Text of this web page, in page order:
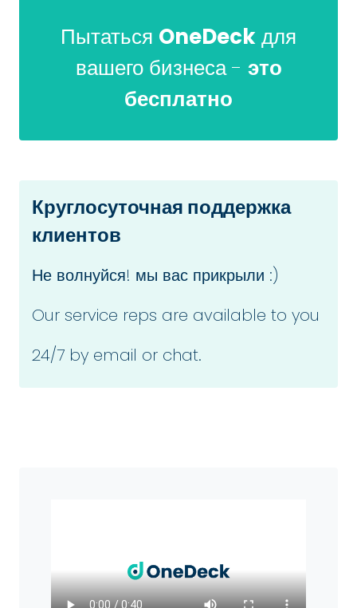
Пытаться OneDeckдля
вашего бизнеса - это
бесплатно
Круглосуточная поддержка
клиентов
Не волнуйся! мы вас прикрыли :)
Our service reps are available to you
24/7 by email or chat.